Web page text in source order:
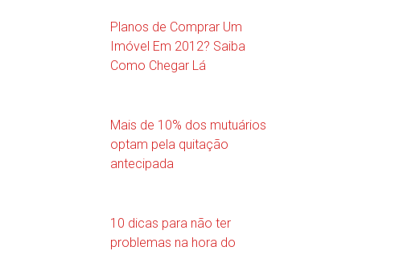
Planos de Comprar Um
Imóvel Em 2012? Saiba
Como Chegar Lá
Mais de 10% dos mutuários
optam pela quitação
antecipada
10 dicas para não ter
problemas na hora do